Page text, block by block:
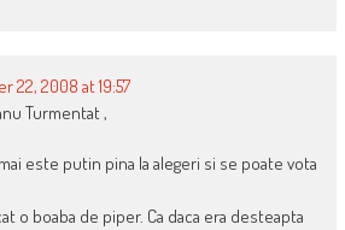
22, 2008 at 19:57
Turmentat ,
este putin pina la alegeri si se poate vota
o boaba de piper. Ca daca era desteapta